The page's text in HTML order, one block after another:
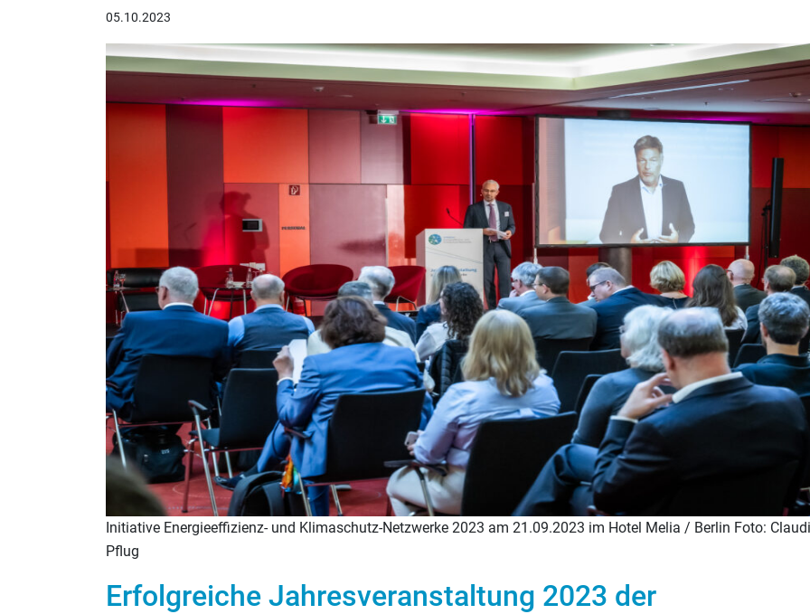
05.10.2023
Initiative Energieeffizienz- und Klimaschutz-Netzwerke 2023 am 21.09.2023 im Hotel Melia / Berlin Foto:
Pflug
Erfolgreiche Jahresveranstaltung 2023 der